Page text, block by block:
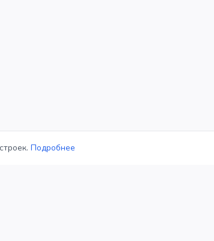
Подробнее